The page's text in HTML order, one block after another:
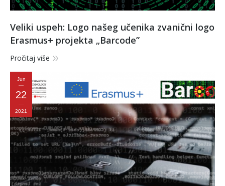
Veliki uspeh: Logo našeg učenika zvanični logo
Erasmus+ projekta „Barcode”
Pročitaj više
Jun
22
2021